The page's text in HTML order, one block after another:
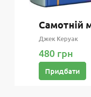
Самотній
Джек Керуак
480 грн
Придбати